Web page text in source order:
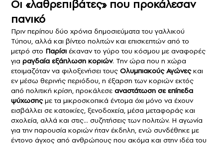
Οι «λαθρεπιβάτες» που προκάλεσαν
πανικό
Πριν περίπου δύο χρόνια δημοσιεύματα του γαλλικού
Τύπου, αλλά και βίντεο πολιτών και επισκεπτών από το
μετρό στο Παρίσι έκαναν το γύρο του κόσμου με αναφορές
για ραγδαία εξάπλωση κοριών. Την ώρα που η χώρα
ετοιμαζόταν να φιλοξενήσει τους Ολυμπιακούς Αγώνεςκαι
εν μέσω θερινής περιόδου, η έξαρση των κοριών εκτός
από πολιτική κρίση, προκάλεσε αναστάτωση σε επίπεδα
ψύχωσηςμε τα μικροσκοπικά έντομα όχι μόνο να έχουν
εισβάλλει σε κατοικίες, ξενοδοχεία, μέσα μεταφοράς και
σχολεία, αλλά και στις… συζητήσεις των πολιτών. Η αγωνία
για την παρουσία κοριών ήταν έκδηλη, ενώ συνδέθηκε με
έντονο άγχος από ανθρώπους που ακόμα και στην ιδέα του